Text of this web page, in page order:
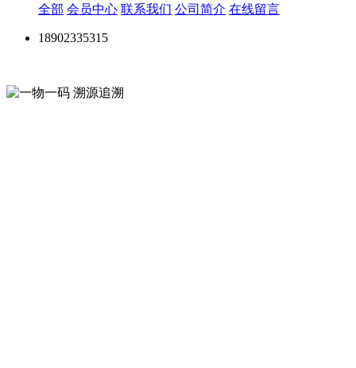
全部 会员中心 联系我们 公司简介 在线留言
18902335315